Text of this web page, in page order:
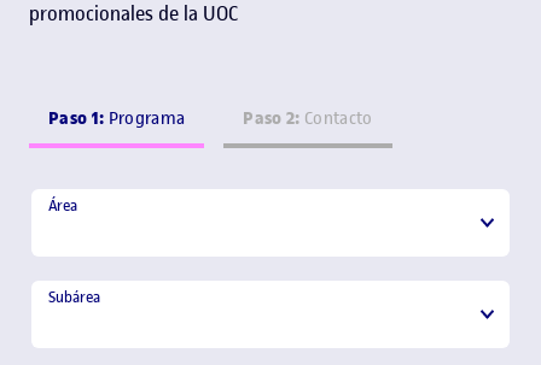
promocionales de la UOC
Paso 1: Programa Paso 2: Contacto
Área
Área
Subárea
Subárea